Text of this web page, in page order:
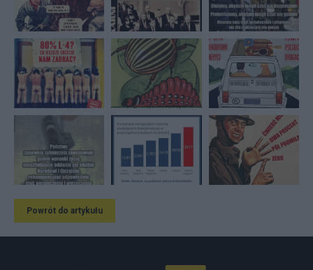
Powrót do artykułu